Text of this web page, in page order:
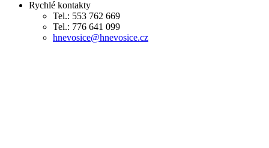
Rychlé kontakty
Tel.: 553 762 669
Tel.: 776 641 099
hnevosice@hnevosice.cz